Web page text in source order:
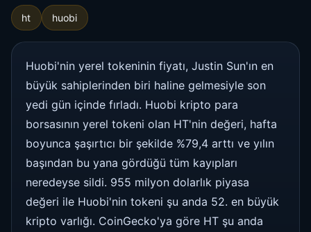
ht huobi
Huobi'nin yerel tokeninin fiyatı, Justin Sun'ın en
büyük sahiplerinden biri haline gelmesiyle son
yedi gün içinde fırladı. Huobi kripto para
borsasının yerel tokeni olan HT'nin değeri, hafta
boyunca şaşırtıcı bir şekilde %79,4 arttı ve yılın
başından bu yana gördüğü tüm kayıpları
neredeyse sildi. 955 milyon dolarlık piyasa
değeri ile Huobi'nin tokeni şu anda 52. en büyük
kripto varlığı. CoinGecko'ya göre HT şu anda